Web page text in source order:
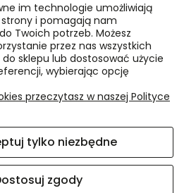
im technologie umożliwiają
i pomagają nam
Twoich potrzeb. Możesz
przez nas wszystkich
sklepu lub dostosować użycie
wybierając opcję
przeczytasz w naszej Polityce
tylko niezbędne
zgody